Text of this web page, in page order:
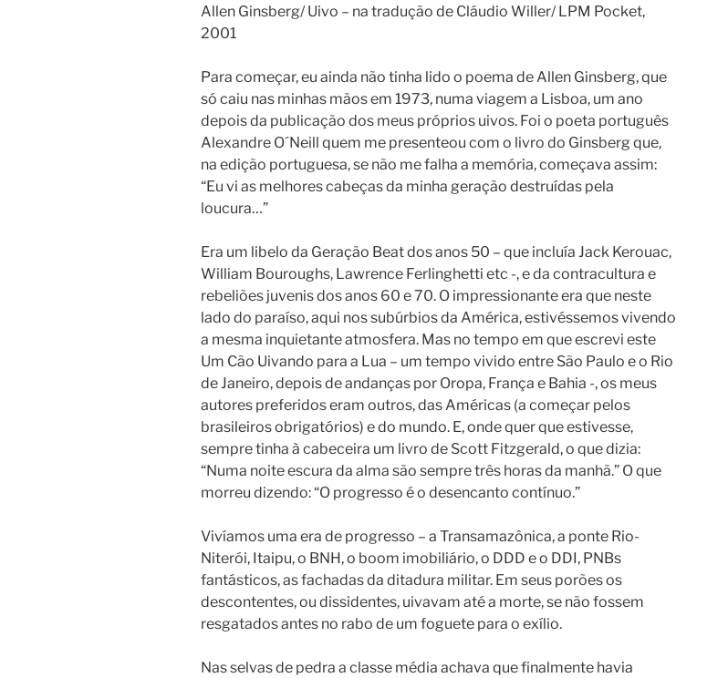
Allen Ginsberg/ Uivo – na tradução de Cláudio Willer/ LPM Pocket,
2001
Para começar, eu ainda não tinha lido o poema de Allen Ginsberg, que
só caiu nas minhas mãos em 1973, numa viagem a Lisboa, um ano
depois da publicação dos meus próprios uivos. Foi o poeta português
Alexandre O´Neill quem me presenteou com o livro do Ginsberg que,
na edição portuguesa, se não me falha a memória, começava assim:
“Eu vi as melhores cabeças da minha geração destruídas pela
loucura…”
Era um libelo da Geração Beat dos anos 50 – que incluía Jack Kerouac,
William Bouroughs, Lawrence Ferlinghetti etc -, e da contracultura e
rebeliões juvenis dos anos 60 e 70. O impressionante era que neste
lado do paraíso, aqui nos subúrbios da América, estivéssemos vivendo
a mesma inquietante atmosfera. Mas no tempo em que escrevi este
Um Cão Uivando para a Lua – um tempo vivido entre São Paulo e o Rio
de Janeiro, depois de andanças por Oropa, França e Bahia -, os meus
autores preferidos eram outros, das Américas (a começar pelos
brasileiros obrigatórios) e do mundo. E, onde quer que estivesse,
sempre tinha à cabeceira um livro de Scott Fitzgerald, o que dizia:
“Numa noite escura da alma são sempre três horas da manhã.” O que
morreu dizendo: “O progresso é o desencanto contínuo.”
Vivíamos uma era de progresso – a Transamazônica, a ponte Rio-
Niterói, Itaipu, o BNH, o boom imobiliário, o DDD e o DDI, PNBs
fantásticos, as fachadas da ditadura militar. Em seus porões os
descontentes, ou dissidentes, uivavam até a morte, se não fossem
resgatados antes no rabo de um foguete para o exílio.
Nas selvas de pedra a classe média achava que finalmente havia